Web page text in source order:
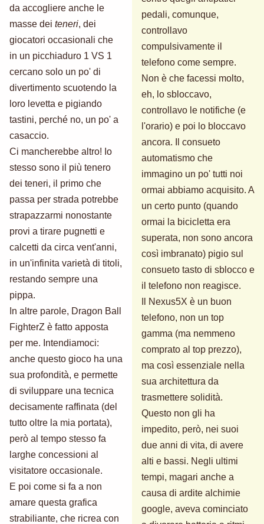
da accogliere anche le
masse dei teneri, dei
giocatori occasionali che
in un picchiaduro 1 VS 1
cercano solo un po' di
divertimento scuotendo la
loro levetta e pigiando
tastini, perché no, un po' a
casaccio.
Ci mancherebbe altro! Io
stesso sono il più tenero
dei teneri, il primo che
passa per strada potrebbe
strapazzarmi nonostante
provi a tirare pugnetti e
calcetti da circa vent'anni,
in un'infinita varietà di titoli,
restando sempre una
pippa.
In altre parole, Dragon Ball
FighterZ è fatto apposta
per me. Intendiamoci:
anche questo gioco ha una
sua profondità, e permette
di sviluppare una tecnica
decisamente raffinata (del
tutto oltre la mia portata),
però al tempo stesso fa
larghe concessioni al
visitatore occasionale.
E poi come si fa a non
amare questa grafica
strabiliante, che ricrea con
pedali, comunque,
controllavo
compulsivamente il
telefono come sempre.
Non è che facessi molto,
eh, lo sbloccavo,
controllavo le notifiche (e
l'orario) e poi lo bloccavo
ancora. Il consueto
automatismo che
immagino un po' tutti noi
ormai abbiamo acquisito. A
un certo punto (quando
ormai la bicicletta era
superata, non sono ancora
così imbranato) pigio sul
consueto tasto di sblocco e
il telefono non reagisce.
Il Nexus5X è un buon
telefono, non un top
gamma (ma nemmeno
comprato al top prezzo),
ma così essenziale nella
sua architettura da
trasmettere solidità.
Questo non gli ha
impedito, però, nei suoi
due anni di vita, di avere
alti e bassi. Negli ultimi
tempi, magari anche a
causa di ardite alchimie
google, aveva cominciato